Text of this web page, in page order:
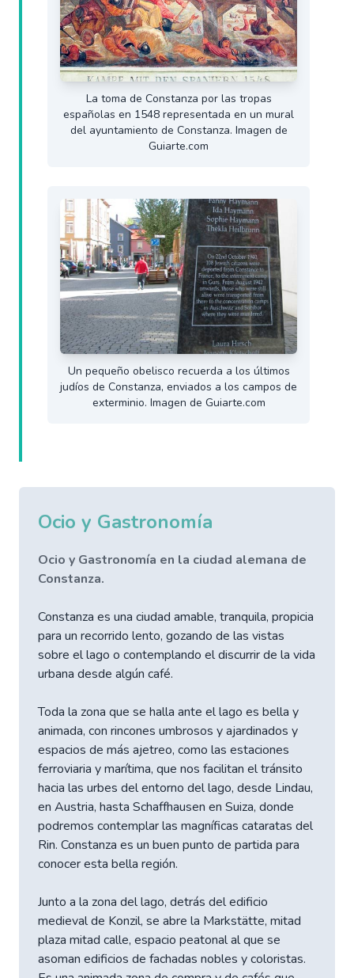
La toma de Constanza por las tropas
españolas en 1548 representada en un mural
del ayuntamiento de Constanza. Imagen de
Guiarte.com
Un pequeño obelisco recuerda a los últimos
judíos de Constanza, enviados a los campos de
exterminio. Imagen de Guiarte.com
Ocio y Gastronomía
Ocio y Gastronomía en la ciudad alemana de
Constanza.
Constanza es una ciudad amable, tranquila, propicia
para un recorrido lento, gozando de las vistas
sobre el lago o contemplando el discurrir de la vida
urbana desde algún café.
Toda la zona que se halla ante el lago es bella y
animada, con rincones umbrosos y ajardinados y
espacios de más ajetreo, como las estaciones
ferroviaria y marítima, que nos facilitan el tránsito
hacia las urbes del entorno del lago, desde Lindau,
en Austria, hasta Schaffhausen en Suiza, donde
podremos contemplar las magníficas cataratas del
Rin. Constanza es un buen punto de partida para
conocer esta bella región.
Junto a la zona del lago, detrás del edificio
medieval de Konzil, se abre la Markstätte, mitad
plaza mitad calle, espacio peatonal al que se
asoman edificios de fachadas nobles y coloristas.